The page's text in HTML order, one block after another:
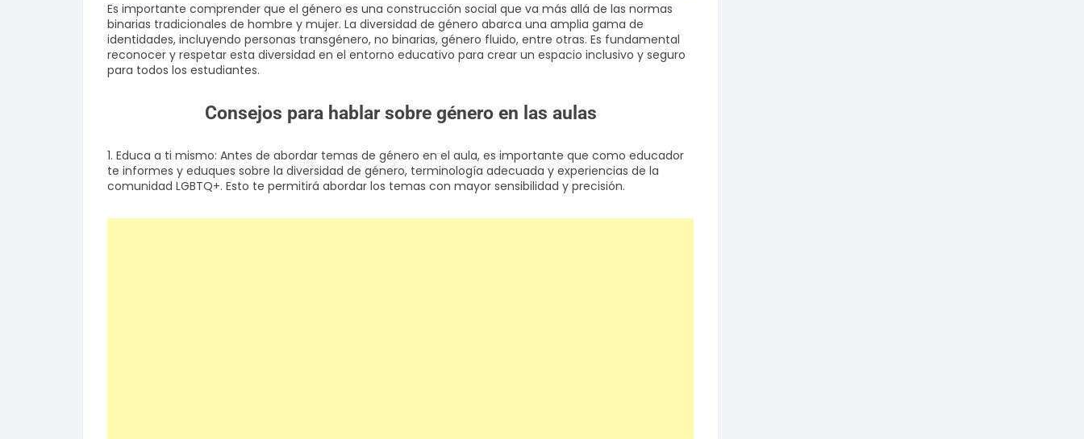
Es importante comprender que el género es una construcción social que va más allá de las normas
binarias tradicionales de hombre y mujer. La diversidad de género abarca una amplia gama de
identidades, incluyendo personas transgénero, no binarias, género fluido, entre otras. Es fundamental
reconocer y respetar esta diversidad en el entorno educativo para crear un espacio inclusivo y seguro
para todos los estudiantes.
Consejos para hablar sobre género en las aulas
1. Educa a ti mismo: Antes de abordar temas de género en el aula, es importante que como educador
te informes y eduques sobre la diversidad de género, terminología adecuada y experiencias de la
comunidad LGBTQ+. Esto te permitirá abordar los temas con mayor sensibilidad y precisión.